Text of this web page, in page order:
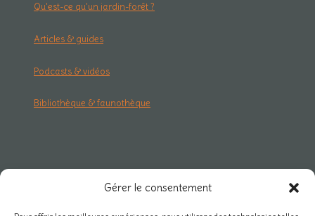
Gérer le consentement
Qu'est-ce qu'un jardin-forêt ?
Articles & guides
Podcasts & vidéos
Bibliothèque & faunothèque